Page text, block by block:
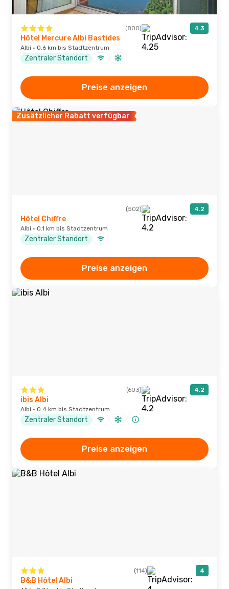
(800) 4.3
Hôtel Mercure Albi Bastides
Albi · 0.6 km bis Stadtzentrum
Zentraler Standort
Preise anzeigen
Zusätzlicher Rabatt verfügbar
(502) 4.2
Hôtel Chiffre
Albi · 0.1 km bis Stadtzentrum
Zentraler Standort
Preise anzeigen
(603) 4.2
ibis Albi
Albi · 0.4 km bis Stadtzentrum
Zentraler Standort
Preise anzeigen
(114) 4
B&B Hôtel Albi